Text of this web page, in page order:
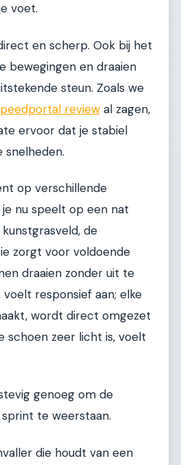
voet.
en scherp. Ook bij het
bewegingen en draaien
steun. Zoals we
review al zagen,
ervoor dat je stabiel
snelheden.
op verschillende
nu speelt op een nat
de
zorgt voor voldoende
draaien zonder uit te
voelt responsief aan; elke
wordt direct omgezet
schoen zeer licht is, voelt
genoeg om de
te weerstaan.
die houdt van een